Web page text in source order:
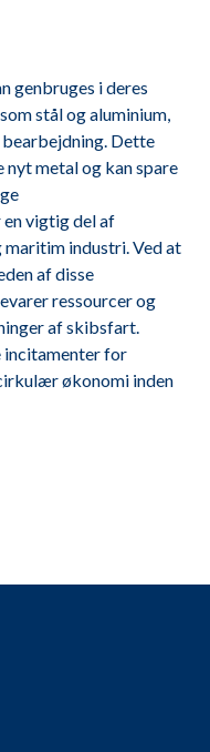
DS14 40, A25
SBV
DS14 40, A25
SBV
genbruges i deres
stål og aluminium,
Dette
metal og kan spare
vigtig del af
industri. Ved at
af disse
ressourcer og
af skibsfart.
incitamenter for
økonomi inden